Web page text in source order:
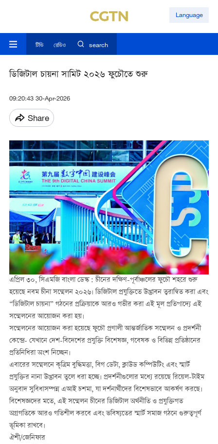
Language
টিভি রেডিও search
ডিজিটাল চায়না সামিট ২০২৬ ফুচৌতে শুরু
09:20:43 30-Apr-2026
Share
এপ্রিল ৩০, সিএমজি বাংলা ডেস্ক : চীনের দক্ষিণ-পূর্বাঞ্চলের ফুচৌ শহরে শুরু
হয়েছে নবম চীনা সম্মেলন ২০২৬। ডিজিটাল প্রযুক্তিতে উদ্ভাবন ত্বরান্বিত করা এবং
“ডিজিটাল চায়না” গঠনের প্রক্রিয়াকে আরও গভীর করা এই মূল প্রতিপাদ্যে এই
সম্মেলনের আয়োজন করা হয়।
সম্মেলনের আয়োজন করা হয়েছে ফুচৌ প্রণালী আন্তর্জাতিক সম্মেলন ও প্রদর্শনী
কেন্দ্রে- যেখানে দেশ-বিদেশের প্রযুক্তি বিশেষজ্ঞ, গবেষক ও বিভিন্ন প্রতিষ্ঠানের
প্রতিনিধিরা অংশ নিচ্ছেন।
এবারের সম্মেলনে কৃত্রিম বুদ্ধিমত্তা, বিগ ডেটা, ক্লাউড কম্পিউটিং এবং স্মার্ট
প্রযুক্তির নানা উদ্ভাবন তুলে ধরা হচ্ছে। প্রদর্শনীগুলোর মধ্যে রয়েছে রিয়েল-টাইম
অনুবাদ সুবিধাসম্পন্ন এআই চশমা, যা দর্শনার্থীদের বিশেষভাবে আকর্ষণ করছে।
বিশেষজ্ঞদের মতে, এই সম্মেলন চীনের ডিজিটাল অর্থনীতি ও প্রযুক্তিগত
অগ্রগতিকে আরও গতিশীল করবে এবং ভবিষ্যতের স্মার্ট সমাজ গঠনে গুরুত্বপূর্ণ
ভূমিকা রাখবে।
ঐশী/জেনিফার